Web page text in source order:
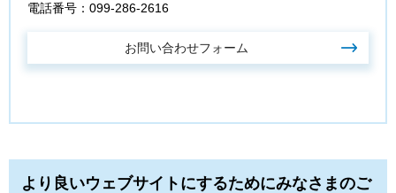
電話番号：099-286-2616
より良いウェブサイトにするためにみなさまのご